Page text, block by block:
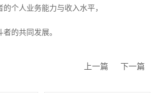
个人业务能力与收入水平，
的共同发展。
上一篇 下一篇